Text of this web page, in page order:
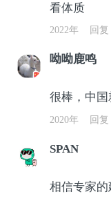
看体质
2022年 回复
呦呦鹿鸣
很棒，中
2020年 回复
SPAN
相信专家的